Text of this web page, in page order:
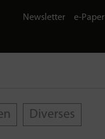
Newsletter e-Paper
Diverses